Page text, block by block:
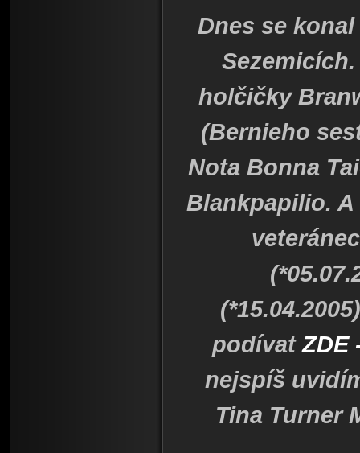
Dnes se
holčičky
(Bernieho
Nota Bonna
Blankpapilio.
podívatZDE
nejspíš
Tina Turner